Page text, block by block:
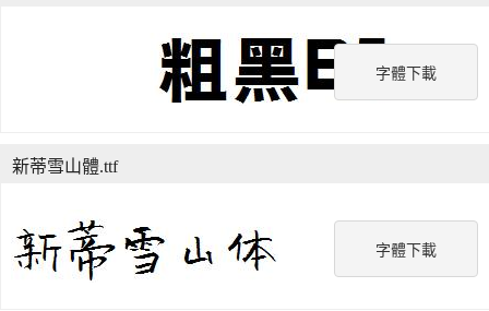
字體下載
字體下載
新蒂雪山體.ttf